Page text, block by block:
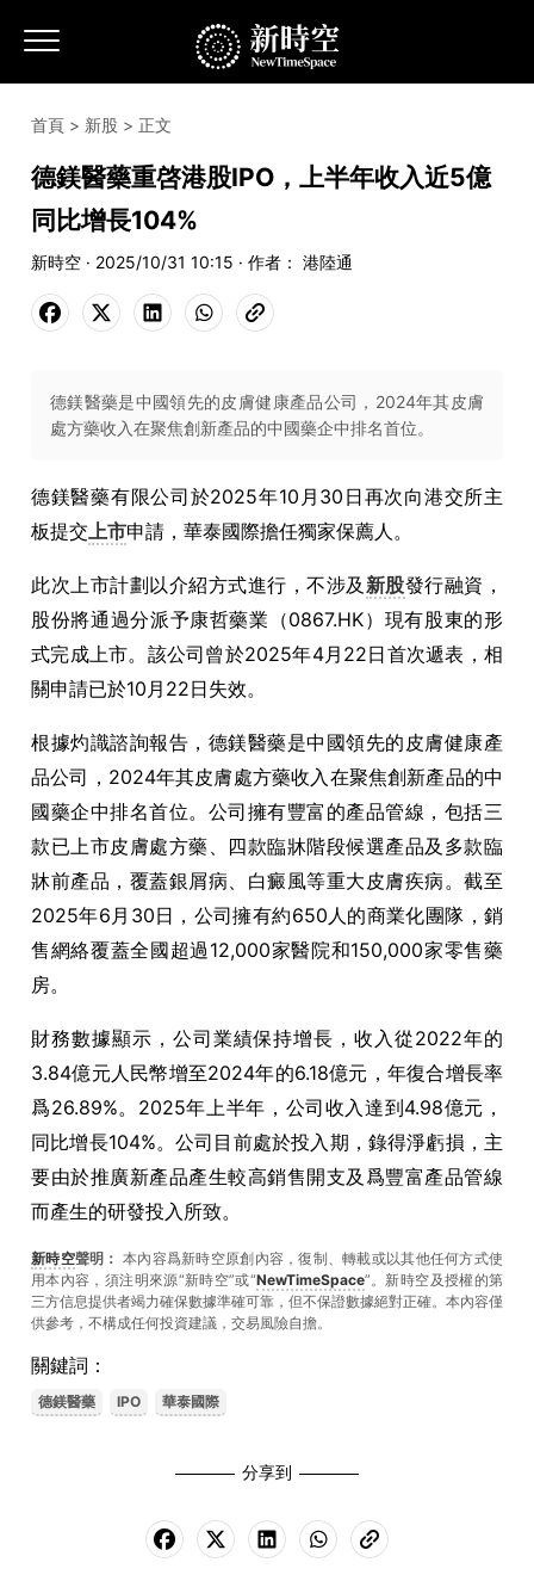
首頁 > 新股 > 正文
德鎂醫藥重啓港股IPO，上半年收入近5億
同比增長104%
新時空 · 2025/10/31 10:15 · 作者： 港陸通
德鎂醫藥是中國領先的皮膚健康產品公司，2024年其皮膚
處方藥收入在聚焦創新產品的中國藥企中排名首位。
德鎂醫藥有限公司於2025年10月30日再次向港交所主
板提交上市申請，華泰國際擔任獨家保薦人。
此次上市計劃以介紹方式進行，不涉及 新股發行融資，
股份將通過分派予康哲藥業（0867.HK）現有股東的形
式完成上市。該公司曾於2025年4月22日首次遞表，相
關申請已於10月22日失效。
根據灼識諮詢報告，德鎂醫藥是中國領先的皮膚健康產
品公司，2024年其皮膚處方藥收入在聚焦創新產品的中
國藥企中排名首位。公司擁有豐富的產品管線，包括三
款已上市皮膚處方藥、四款臨牀階段候選產品及多款臨
牀前產品，覆蓋銀屑病、白癜風等重大皮膚疾病。截至
2025年6月30日，公司擁有約650人的商業化團隊，銷
售網絡覆蓋全國超過12,000家醫院和150,000家零售藥
房。
財務數據顯示，公司業績保持增長，收入從2022年的
3.84億元人民幣增至2024年的6.18億元，年復合增長率
爲26.89%。2025年上半年，公司收入達到4.98億元，
同比增長104%。公司目前處於投入期，錄得淨虧損，主
要由於推廣新產品產生較高銷售開支及爲豐富產品管線
而產生的研發投入所致。
新時空聲明： 本內容爲新時空原創內容，復制、轉載或以其他任何方式使
用本內容，須注明來源“新時空”或“NewTimeSpace”。新時空及授權的第
三方信息提供者竭力確保數據準確可靠，但不保證數據絕對正確。本內容僅
供參考，不構成任何投資建議，交易風險自擔。
關鍵詞：
德鎂醫藥 IPO 華泰國際
分享到